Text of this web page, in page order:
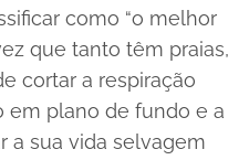
como “o melhor
que tanto têm praias,
cortar a respiração
em plano de fundo e a
a sua vida selvagem